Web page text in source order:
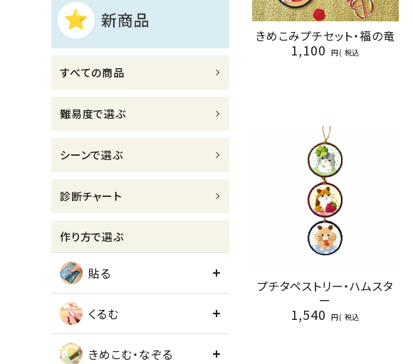
実店舗案内
デイサービス／
お問い合わせ
ACCOUNT MENU
ログイン person
すべての商品
難易度で選ぶ
シーンで選ぶ
診断チャート
作り方で選ぶ
貼る
くるむ
きめこむ・なぞる
きめこみプチセット・福の竜
1,100 税込
プチタペストリー・ハムスタ
ー
1,540 税込